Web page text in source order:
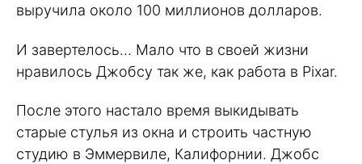
выручила около 100 миллионов долларов.
И завертелось… Мало что в своей жизни
нравилось Джобсу так же, как работа в Pixar.
После этого настало время выкидывать
старые стулья из окна и строить частную
студию в Эммервиле, Калифорнии. Джобс